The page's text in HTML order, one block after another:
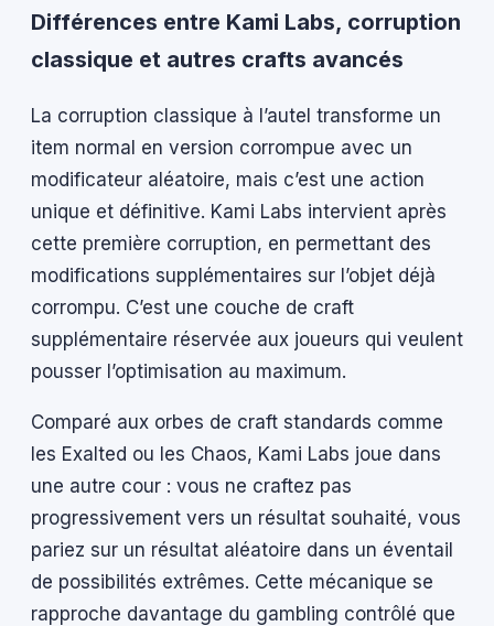
Différences entre Kami Labs, corruption
classique et autres crafts avancés
La corruption classique à l’autel transforme un
item normal en version corrompue avec un
modificateur aléatoire, mais c’est une action
unique et définitive. Kami Labs intervient après
cette première corruption, en permettant des
modifications supplémentaires sur l’objet déjà
corrompu. C’est une couche de craft
supplémentaire réservée aux joueurs qui veulent
pousser l’optimisation au maximum.
Comparé aux orbes de craft standards comme
les Exalted ou les Chaos, Kami Labs joue dans
une autre cour : vous ne craftez pas
progressivement vers un résultat souhaité, vous
pariez sur un résultat aléatoire dans un éventail
de possibilités extrêmes. Cette mécanique se
rapproche davantage du gambling contrôlé que